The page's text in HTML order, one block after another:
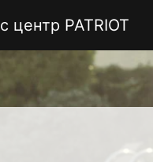
центр PATRIOT